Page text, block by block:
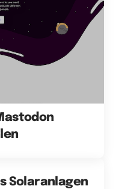
Solaranlagen